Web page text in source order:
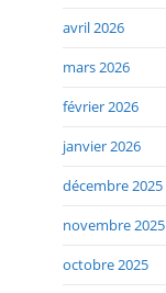
avril 2026
mars 2026
février 2026
janvier 2026
décembre 2025
novembre 2025
octobre 2025